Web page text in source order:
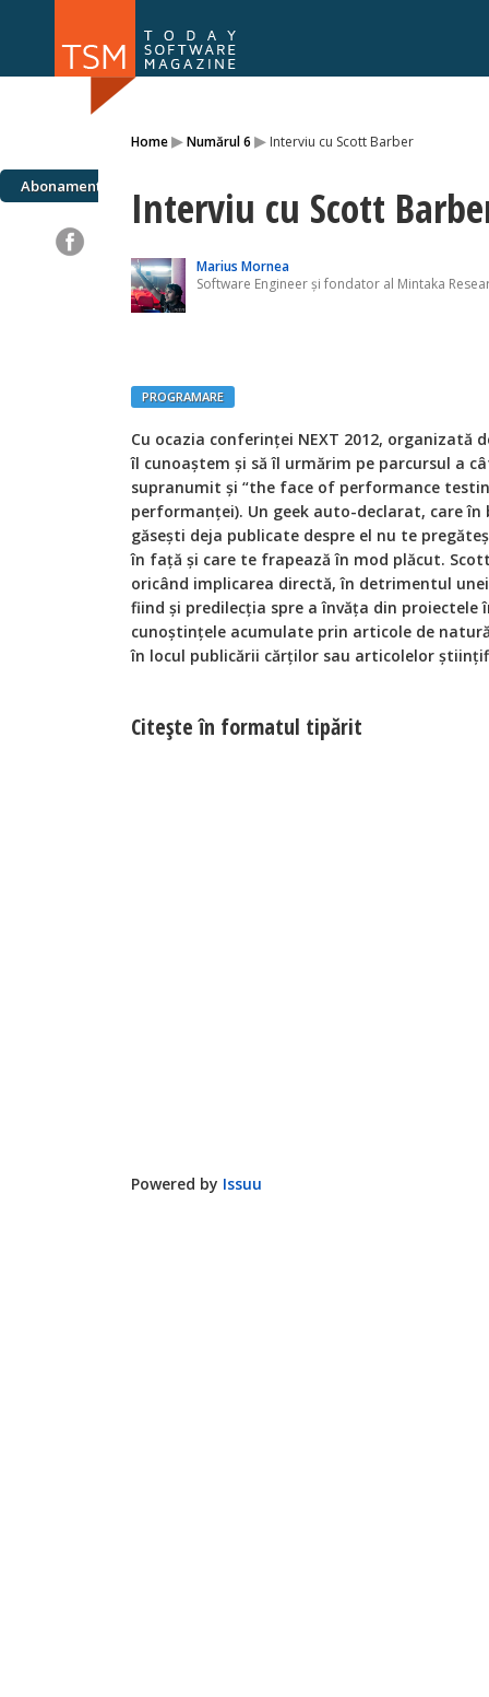
Home▸Numărul 6 ▸ Interviu cu Scott Barber
Abonamente Interviu cu Scott
Marius Mornea
Software Engineer și fondator al Mintaka
PROGRAMARE
Cu ocazia conferinței NEXT 2012, organizată
îl cunoaștem și să îl urmărim pe parcursul a
supranumit și “the face of performance
performanței). Un geek auto-declarat, care
găseşti deja publicate despre el nu te
în față şi care te frapează în mod plăcut.
oricând implicarea directă, în detrimentul
fiind și predilecția spre a învăța din proiectele
cunoștințele acumulate prin articole de
în locul publicării cărților sau articolelor
Citeşte în formatul tipărit
Powered by Issuu